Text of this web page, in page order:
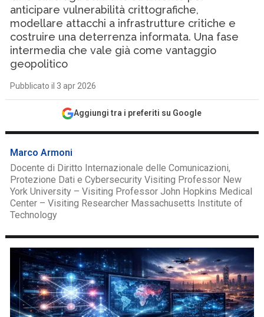
anticipare vulnerabilità crittografiche,
modellare attacchi a infrastrutture critiche e
costruire una deterrenza informata. Una fase
intermedia che vale già come vantaggio
geopolitico
Pubblicato il 3 apr 2026
Aggiungi tra i preferiti su Google
Marco Armoni
Docente di Diritto Internazionale delle Comunicazioni,
Protezione Dati e Cybersecurity Visiting Professor New
York University – Visiting Professor John Hopkins Medical
Center – Visiting Researcher Massachusetts Institute of
Technology